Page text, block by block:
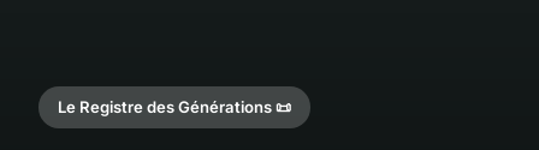
Le Registre des Générations 📜